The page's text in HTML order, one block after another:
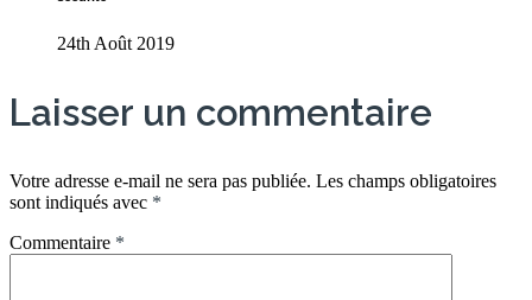
24th Août 2019
Laisser un commentaire
Votre adresse e-mail ne sera pas publiée. Les champs obligatoires
sont indiqués avec *
Commentaire *